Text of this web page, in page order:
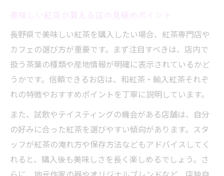
長野県で美味しい紅茶を購入したい場合、紅茶専門店や
カフェの選び方が重要です。まず注目すべきは、店内で
扱う茶葉の種類や産地情報が明確に表示されているかど
うかです。信頼できるお店は、和紅茶・輸入紅茶それぞ
れの特徴やおすすめポイントを丁寧に説明しています。
また、試飲やテイスティングの機会がある店舗は、自分
の好みに合った紅茶を選びやすい傾向があります。スタ
ッフが紅茶の淹れ方や保存方法などもアドバイスしてく
れると、購入後も美味しさを長く楽しめるでしょう。さ